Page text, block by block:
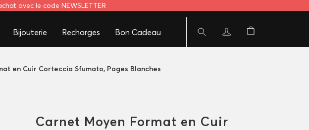
avec le code NEWSLETTER
Bijouterie Recharges Bon Cadeau
en Cuir Corteccia Sfumato, Pages Blanches
Carnet Moyen Format en Cuir